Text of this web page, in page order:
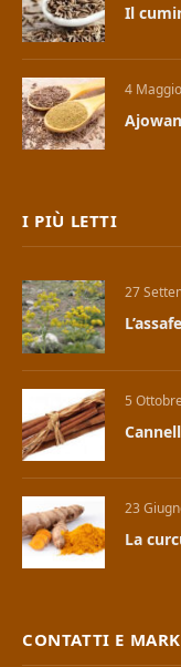
Il
4
Ajowan
I PIÙ LETTI
27
5
23
La
CONTATTI E